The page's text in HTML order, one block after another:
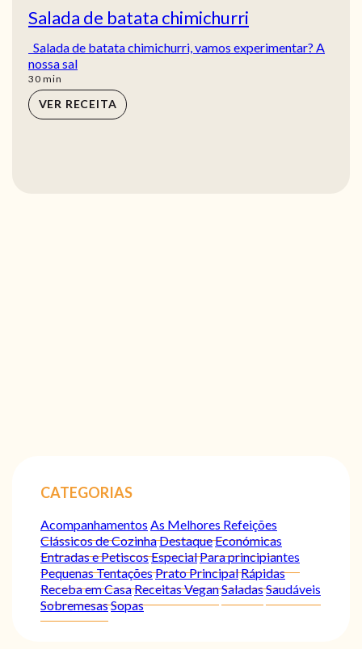
Salada de batata chimichurri
Salada de batata chimichurri, vamos experimentar? A
nossa sal
30min
min
VER RECEITA
CATEGORIAS
Acompanhamentos As Melhores Refeições
Clássicos de CozinhaDestaqueEconómicas
Entradas e PetiscosEspecialPara principiantes
Pequenas TentaçõesPrato PrincipalRápidas
Receba em CasaReceitas VeganSaladasSaudáveis
SobremesasSopas